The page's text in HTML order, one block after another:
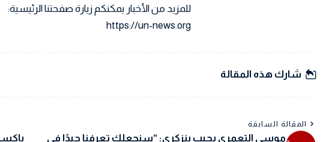
للمزيد من الأخبار يمكنكم زيارة صفحتنا الرئيسية:
https://un-news.org
شارك هذه المقالة
المقالة السابقة
موسى التعمري يجيب بنزكري: “سنجعلك تعرفنا جيدًا في